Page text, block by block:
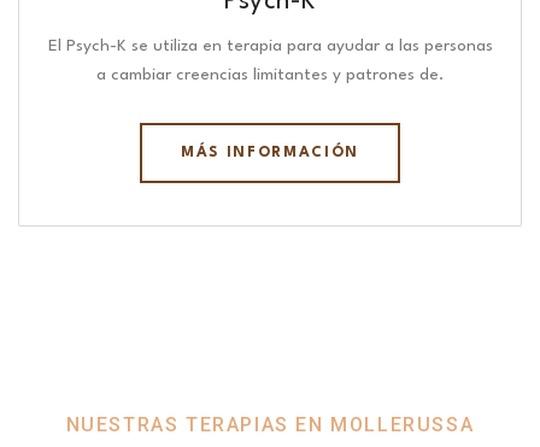
El Psych-K se utiliza en terapia para ayudar a las personas
a cambiar creencias limitantes y patrones de.
MÁS INFORMACIÓN
NUESTRAS TERAPIAS EN MOLLERUSSA